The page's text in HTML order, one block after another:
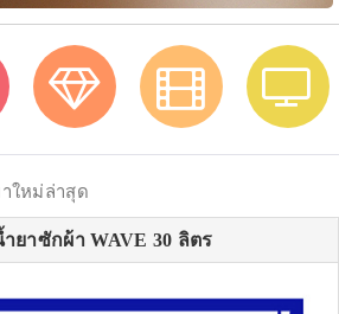
ใหม่ล่าสุด
ยาซักผ้า WAVE 30 ลิตร